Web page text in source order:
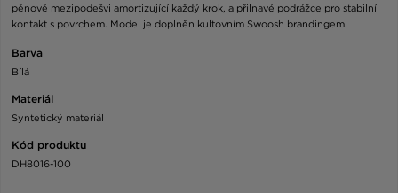
pěnové mezipodešvi amortizující každý krok, a přilnavé podrážce pro stabilní
kontakt s povrchem. Model je doplněn kultovním Swoosh brandingem.
Barva
Bílá
Materiál
Syntetický materiál
Kód produktu
DH8016-100